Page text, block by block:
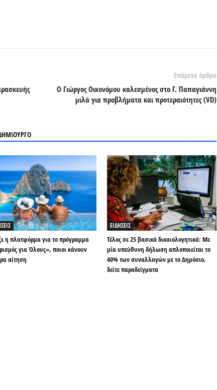
Επόμενο άρθρο
Ο Γιώργος Οικονόμου καλεσμένος στο Γ. Παπαγιάννη
μιλά για προβλήματα και προτεραιότητες (VD)
η πλατφόρμα για το πρόγραμμα
για Όλους», ποιοι κάνουν
αίτηση
ΕΙΔΗΣΕΙΣ
Τέλος σε 25 βασικά δικαιολογητικά: Με
μία υπεύθυνη δήλωση απλοποιείται το
40% των συναλλαγών με το Δημόσιο,
δείτε παραδείγματα